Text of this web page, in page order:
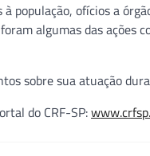
população, ofícios a
algumas das ações
sobre sua atuação
do CRF-SP: